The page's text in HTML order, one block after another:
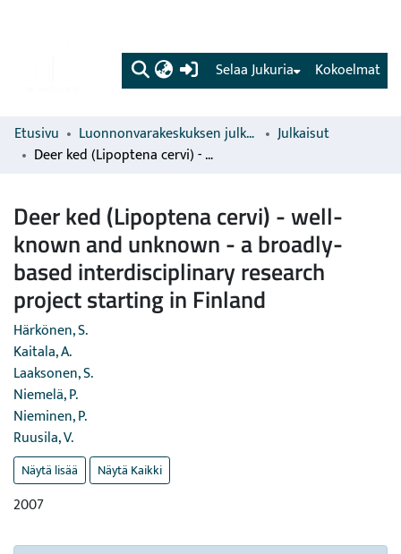
(current) Kokoelmat
Selaa Jukuria
Etusivu Luonnonvarakeskuksen julkaisut
Julkaisut
Deer ked (Lipoptena cervi) - well-known and unknown - a broadly-based interdisciplinary research project starting in Finland
Deer ked (Lipoptena cervi) - well-
known and unknown - a broadly-
based interdisciplinary research
project starting in Finland
Härkönen, S.
Kaitala, A.
Laaksonen, S.
Niemelä, P.
Nieminen, P.
Ruusila, V.
Näytä lisää Näytä Kaikki
2007